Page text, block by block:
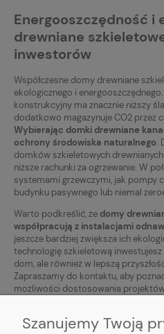
Energooszczędność i
drewniane
inwestorów
Współczesne domy drewniane
ekologicznego i
konstrukcyjny ma znacznie niższy
dodatkowo magazynuje CO2 przez
Wybierając domki drewniane
ochrony środowiska naturalnego.
domków szkieletowych
niższe rachunki za ogrzewanie. W
systemami grzewczymi, jak pompy
budynku pasywnego lub niemal
Warto podkreślić, że domy
współpracują z instalacjami
jeszcze bardziej zwiększa ich
technologię szkieletową
dom, ale również w lepszą
Zapraszamy do kontaktu, aby
możliwości dostosowania
Szanujemy Twoją